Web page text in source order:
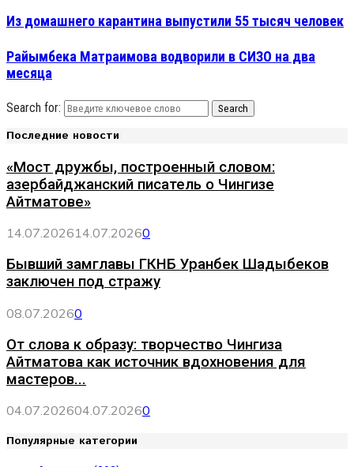
Из домашнего карантина выпустили 55 тысяч человек
Райымбека Матраимова водворили в СИЗО на два
месяца
Search for: Search
Последние новости
«Мост дружбы, построенный словом:
азербайджанский писатель о Чингизе
Айтматове»
14.07.202614.07.20260
Бывший замглавы ГКНБ Уранбек Шадыбеков
заключен под стражу
08.07.20260
От слова к образу: творчество Чингиза
Айтматова как источник вдохновения для
мастеров...
04.07.202604.07.20260
Популярные категории